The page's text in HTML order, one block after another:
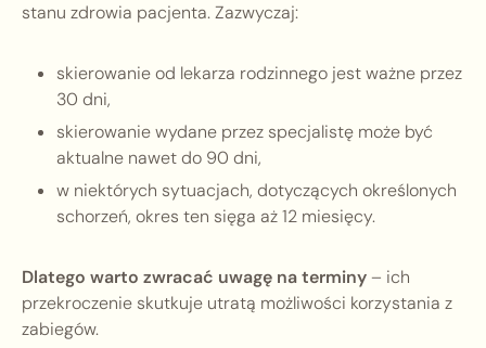
stanu zdrowia pacjenta. Zazwyczaj:
skierowanie od lekarza rodzinnego jest ważne przez
30 dni,
skierowanie wydane przez specjalistę może być
aktualne nawet do 90 dni,
w niektórych sytuacjach, dotyczących określonych
schorzeń, okres ten sięga aż 12 miesięcy.
Dlatego warto zwracać uwagę na terminy– ich
przekroczenie skutkuje utratą możliwości korzystania z
zabiegów.